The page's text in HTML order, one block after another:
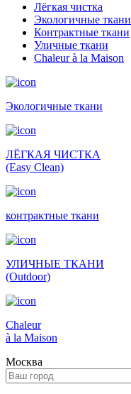
Лёгкая чистка
Экологичные ткани
Контрактные ткани
Уличные ткани
Сhaleur à la Maison
Экологичные ткани
ЛЁГКАЯ ЧИСТКА
(Easy Clean)
контрактные ткани
УЛИЧНЫЕ ТКАНИ
(Outdoor)
Сhaleur
à la Maison
Москва